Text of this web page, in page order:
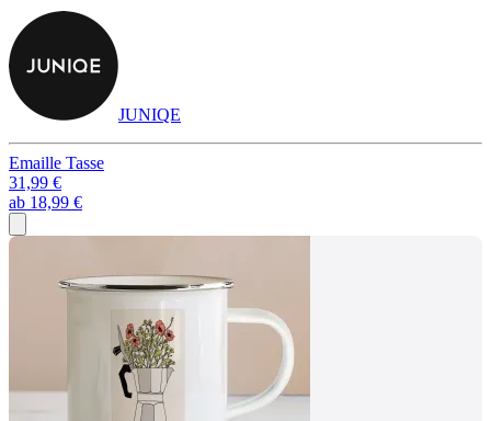
JUNIQE
Emaille Tasse
31,99 €
ab 18,99 €